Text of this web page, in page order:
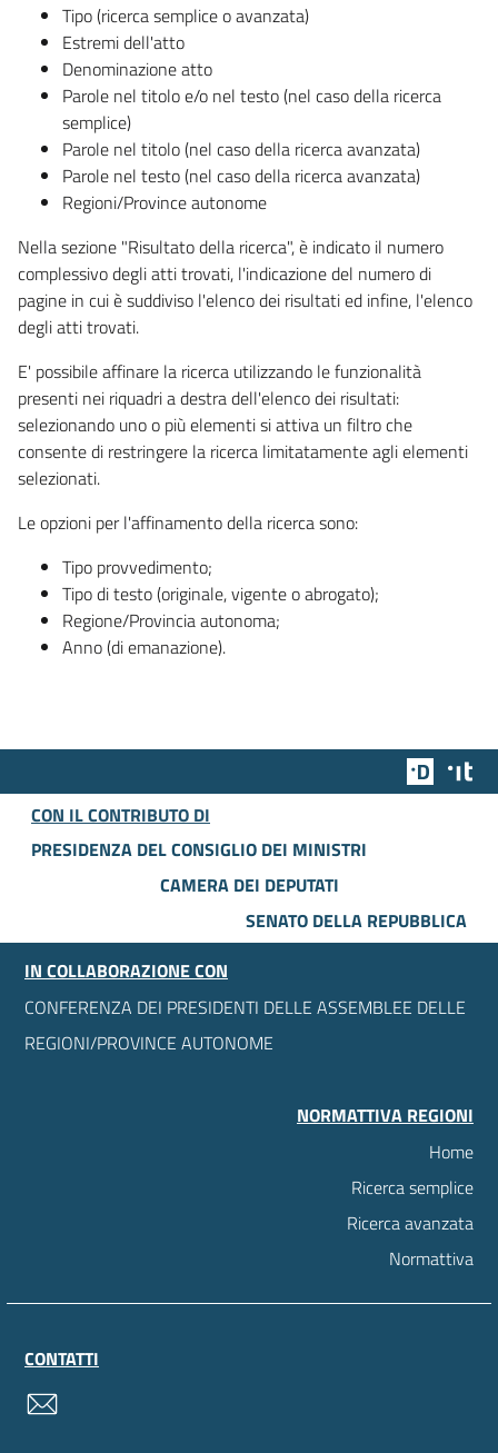
Tipo (ricerca semplice o avanzata)
Estremi dell'atto
Denominazione atto
Parole nel titolo e/o nel testo (nel caso della ricerca
semplice)
Parole nel titolo (nel caso della ricerca avanzata)
Parole nel testo (nel caso della ricerca avanzata)
Regioni/Province autonome
Nella sezione "Risultato della ricerca", è indicato il numero
complessivo degli atti trovati, l'indicazione del numero di
pagine in cui è suddiviso l'elenco dei risultati ed infine, l'elenco
degli atti trovati.
E' possibile affinare la ricerca utilizzando le funzionalità
presenti nei riquadri a destra dell'elenco dei risultati:
selezionando uno o più elementi si attiva un filtro che
consente di restringere la ricerca limitatamente agli elementi
selezionati.
Le opzioni per l'affinamento della ricerca sono:
Tipo provvedimento;
Tipo di testo (originale, vigente o abrogato);
Regione/Provincia autonoma;
Anno (di emanazione).
Team
CON IL CONTRIBUTO DI
PRESIDENZA DEL CONSIGLIO DEI MINISTRI
CAMERA DEI DEPUTATI
SENATO DELLA REPUBBLICA
IN COLLABORAZIONE CON
CONFERENZA DEI PRESIDENTI DELLE ASSEMBLEE DELLE
REGIONI/PROVINCE AUTONOME
NORMATTIVA REGIONI
Home
Ricerca semplice
Ricerca avanzata
Normattiva
CONTATTI